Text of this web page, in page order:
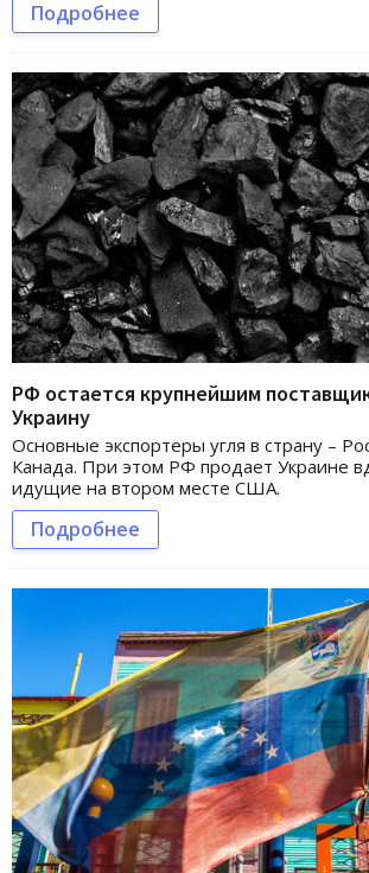
Подробнее
РФ остается крупнейшим
Украину
Основные экспортеры угля в страну –
Канада. При этом РФ продает Украине
идущие на втором месте США.
Подробнее